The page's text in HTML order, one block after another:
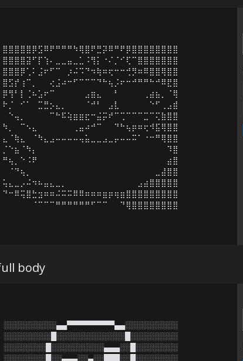
⣿⣿⣿⣿⣿⡿⣫⠿⠟⠛⠛⠛⠳⢿⣿⠟⣛⡽⠿⠛⠟⡿⣿⣿⣿⣿⣿⣿⣿⣿
⣿⣿⣿⣿⣽⠋⡏⢱⠄⣀⣀⣤⣀⣁⠨⢻⡅⠐⠌⡈⠊⢏⠉⣿⣿⣿⣿⣿⣿⣿
⣿⣿⣿⡿⢁⠅⣨⠖⠋⠉⠀⡰⠬⠩⠙⠲⢷⠶⢖⠒⠒⢚⡻⠶⠿⣿⣿⢿⣿⣿
⣿⣫⡞⢰⠉⡀⠀⠀⢔⣨⠴⠒⠋⠉⠉⠉⠙⠓⢦⡨⠖⠒⠚⠛⠛⠓⠚⠿⣟⣿
⡿⢻⠃⡇⢈⠦⣡⠖⠉⠀⠀⠀⠀⠀⣠⣶⣄⠀⠀⠃⠀⠀⠀⠀⢀⣴⣦⡀⠈⢿
⠗⡈⠀⠊⠁⠀⣉⣛⡢⣄⡀⠀⠀⠀⠈⠚⠃⠀⣠⣇⠀⠀⠀⠀⠀⠑⠋⢀⣠⣾
⠀⠑⢤⡀⠀⠀⠀⠀⠉⠓⠯⢵⣶⣶⣖⠒⣬⡭⠞⠉⢉⠉⠉⠉⣉⠉⢍⣷⣿⣿
⠳⡀⠀⠉⠢⣄⠀⠀⠀⠀⠀⠀⢀⣤⠴⠚⠉⠀⠀⠙⠓⢦⡶⠶⢖⠺⣯⢿⣿⣿
⣄⠈⢷⣄⠀⠈⠳⣄⣠⠤⠤⠤⠤⢤⣥⣀⣀⣠⣀⡤⠤⠤⠭⠁⠐⠒⠛⢿⣿⣿
⡈⠑⣦⠈⠳⡄⠀⠀⠀⠀⠀⠀⠀⠀⠀⠀⠀⠀⠀⠀⠀⠀⠀⠀⠀⠀⠀⠀⠹⣿
⠛⢦⡀⠑⠨⠟⠀⠀⠀⠀⠀⠀⠀⠀⠀⠀⠀⠀⠀⠀⠀⠀⠀⠀⠀⠀⠀⠀⣴⣿
⠀⠈⠙⢦⡀⠀⠀⠀⠀⠀⠀⠀⠀⠀⠀⠀⠀⠀⠀⠀⠀⠀⠀⠀⠀⠀⣀⣼⣿⣿
⢥⣄⣀⡠⠬⠲⠦⣤⣄⣀⡀⠀⠀⠀⠀⠀⠀⠀⠀⠀⠀⠀⠀⣠⣴⣿⣿⣿⣿⣿
⠙⠒⠿⢭⣿⣓⣲⠶⠶⠬⠭⠭⠿⠿⠶⠶⠶⣶⡶⢶⣶⣿⣿⣿⣿⣿⣿⣿⣿⣿
⠀⠀⠀⠀⠀⠈⠉⠉⠉⠛⠛⠛⠛⠛⠛⠋⠉⠉⠀⠀⠙⢿⣿⣿⣿⣿⣿⣿⣿⣿
body
░░░░░░░░░░▄▄▀▀▀▀▀▀▀▀▀▄▄░░░░░░░░░░
░░░░░░░░░█░░░░░░░░░░░░░█░░░░░░░░░
░░░░░░░░█░░░░░░░░░░▄▄▄░░█░░░░░░░░
░░░░░░░░█░░▄▄▄░░▄░░███░░█░░░░░░░░